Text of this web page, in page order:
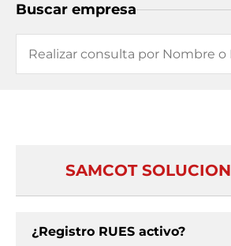
Buscar empresa
SAMCOT
¿Registro RUES activo?